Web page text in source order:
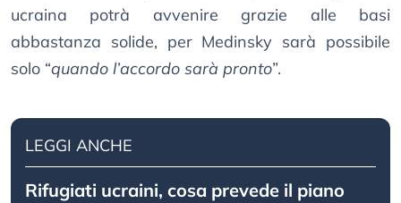
ucraina potrà avvenire grazie alle basi
abbastanza solide, per Medinsky sarà possibile
solo “quando l’accordo sarà pronto”.
LEGGI ANCHE
Rifugiati ucraini, cosa prevede il piano